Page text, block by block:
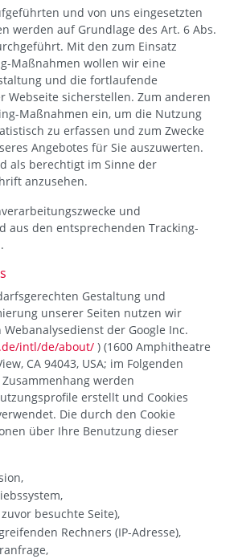
und von uns eingesetzten
werden auf Grundlage des Art. 6 Abs.
Mit den zum Einsatz
Maßnahmen wollen wir eine
und die fortlaufende
Webseite sicherstellen. Zum anderen
Maßnahmen ein, um die Nutzung
zu erfassen und zum Zwecke
Angebotes für Sie auszuwerten.
als berechtigt im Sinne der
anzusehen.
und
aus den entsprechenden Tracking-
Gestaltung und
unserer Seiten nutzen wir
Webanalysedienst der Google Inc.
intl/de/about/ ) (1600 Amphitheatre
CA 94043, USA; im Folgenden
Zusammenhang werden
erstellt und Cookies
Die durch den Cookie
über Ihre Benutzung dieser
besuchte Seite),
Rechners (IP-Adresse),